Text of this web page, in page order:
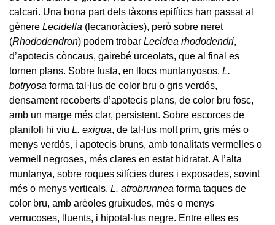
calcari. Una bona part dels tàxons epifítics han passat al
gènere Lecidella (lecanoràcies), però sobre neret
(Rhododendron) podem trobar Lecidea rhododendri,
d’apotecis còncaus, gairebé urceolats, que al final es
tornen plans. Sobre fusta, en llocs muntanyosos, L.
botryosa forma tal·lus de color bru o gris verdós,
densament recoberts d’apotecis plans, de color bru fosc,
amb un marge més clar, persistent. Sobre escorces de
planifoli hi viu L. exigua, de tal·lus molt prim, gris més o
menys verdós, i apotecis bruns, amb tonalitats vermelles o
vermell negroses, més clares en estat hidratat. A l’alta
muntanya, sobre roques silícies dures i exposades, sovint
més o menys verticals, L. atrobrunnea forma taques de
color bru, amb arèoles gruixudes, més o menys
verrucoses, lluents, i hipotal·lus negre. Entre elles es